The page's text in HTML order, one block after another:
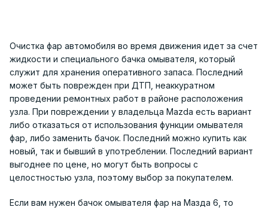
Очистка фар автомобиля во время движения идет за счет
жидкости и специального бачка омывателя, который
служит для хранения оперативного запаса. Последний
может быть поврежден при ДТП, неаккуратном
проведении ремонтных работ в районе расположения
узла. При повреждении у владельца Mazda есть вариант
либо отказаться от использования функции омывателя
фар, либо заменить бачок. Последний можно купить как
новый, так и бывший в употреблении. Последний вариант
выгоднее по цене, но могут быть вопросы с
целостностью узла, поэтому выбор за покупателем.
Если вам нужен бачок омывателя фар на Мазда 6, то